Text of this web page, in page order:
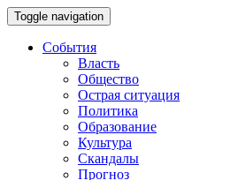
Toggle navigation
События
Власть
Общество
Острая ситуация
Политика
Образование
Культура
Скандалы
Прогноз